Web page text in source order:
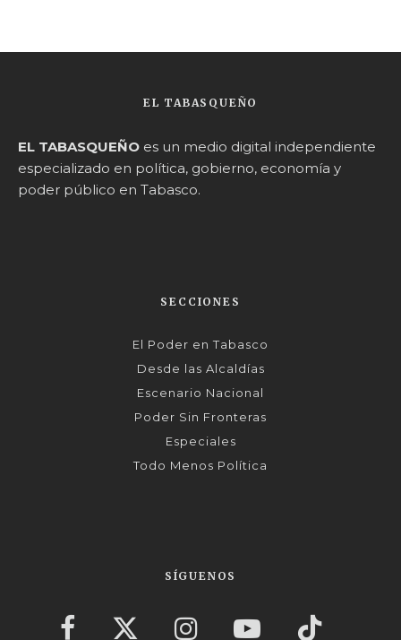
EL TABASQUEÑO
EL TABASQUEÑO es un medio digital independiente
especializado en política, gobierno, economía y
poder público en Tabasco.
SECCIONES
El Poder en Tabasco
Desde las Alcaldías
Escenario Nacional
Poder Sin Fronteras
Especiales
Todo Menos Política
SÍGUENOS